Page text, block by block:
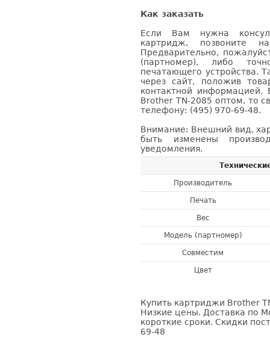
Как заказать
Если Вам нужна
картридж, позвоните
Предварительно,
(партномер), либо
печатающего устройства.
через сайт, положив
контактной информацией.
Brother TN-2085 оптом, то
телефону: (495) 970-69-48.
Внимание: Внешний вид,
быть изменены
уведомления.
Производитель
Печать
Вес
Модель (партномер)
Совместим
Цвет
Купить картриджи Brother
Низкие цены. Доставка по
короткие сроки. Скидки
69-48